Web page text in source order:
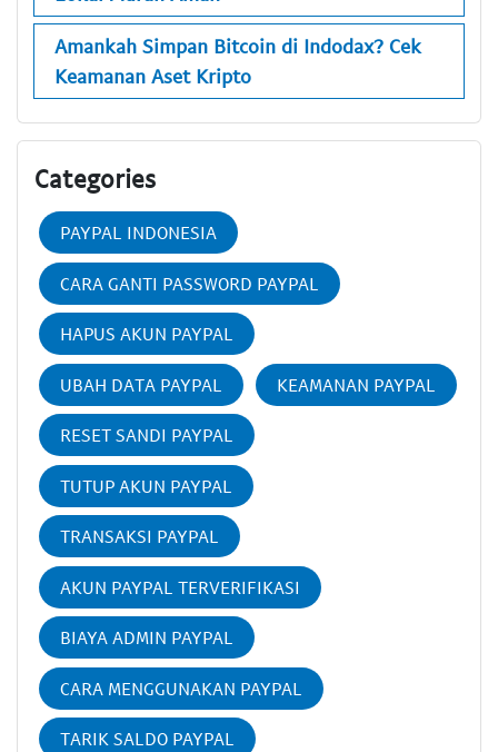
Amankah Simpan Bitcoin di Indodax? Cek
Keamanan Aset Kripto
Categories
PAYPAL INDONESIA
CARA GANTI PASSWORD PAYPAL
HAPUS AKUN PAYPAL
UBAH DATA PAYPAL KEAMANAN PAYPAL
RESET SANDI PAYPAL
TUTUP AKUN PAYPAL
TRANSAKSI PAYPAL
AKUN PAYPAL TERVERIFIKASI
BIAYA ADMIN PAYPAL
CARA MENGGUNAKAN PAYPAL
TARIK SALDO PAYPAL